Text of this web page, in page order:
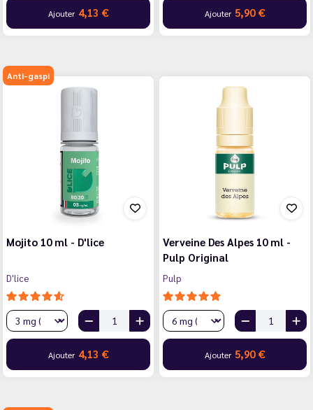
Ajouter 4,13 € Ajouter 5,90 €
Anti-gaspi
Mojito 10 ml - D'lice
D'lice
Ajouter 4,13 €
Verveine Des Alpes 10 ml -
Pulp Original
Pulp
Ajouter 5,90 €